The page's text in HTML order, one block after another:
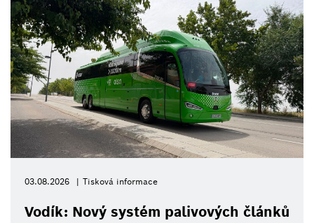
03.08.2026 Tisková informace
Vodík: Nový systém palivových článků